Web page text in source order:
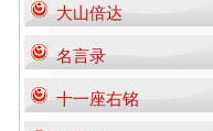
大山倍达
名言录
十一座右铭